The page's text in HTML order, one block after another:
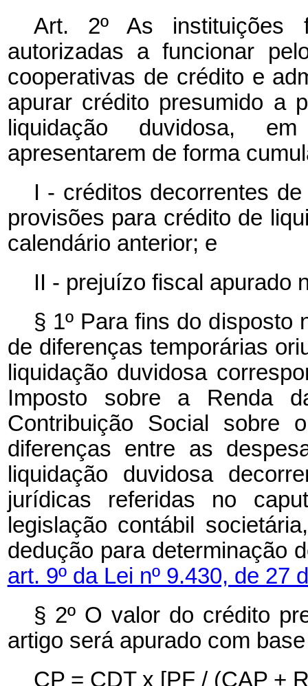
Art. 2º As instituições
autorizadas a funcionar
cooperativas de crédito e
apurar crédito presumido a
liquidação duvidosa,
apresentarem de forma
I - créditos decorrentes
provisões para crédito de
calendário anterior; e
II - prejuízo fiscal apurado
§ 1º Para fins do disposto
de diferenças temporárias
liquidação duvidosa
Imposto sobre a Renda
Contribuição Social
diferenças entre as
liquidação duvidosa
jurídicas referidas no
legislação contábil
dedução para determinação
art. 9º da Lei nº 9.430, de 27
§ 2º O valor do crédito
artigo será apurado com
CP = CDT x [PF / (CAP +